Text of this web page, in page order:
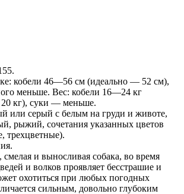
кобели 46—56 см (идеально — 52 см),
меньше. Вес: кобели 16—24 кг
кг), суки — меньше.
или серый с белым на груди и животе,
рыжий, сочетания указанных цветов
трехцветные).
и выносливая собака, во время
и волков проявляет бесстрашие и
охотиться при любых погодных
сильным, довольно глубоким